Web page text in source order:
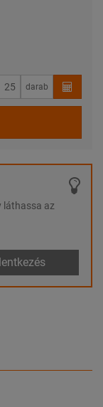
darab
láthassa az